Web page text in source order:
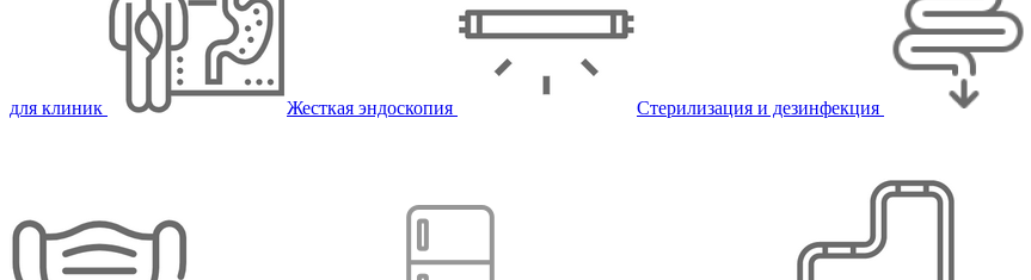
для клиник Жесткая эндоскопия Стерилизация и дезинфекция